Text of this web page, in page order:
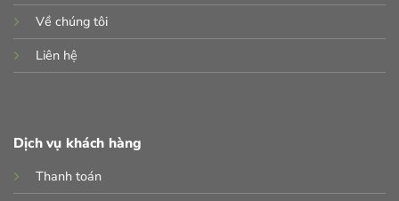
Về chúng tôi
Liên hệ
Dịch vụ khách hàng
Thanh toán